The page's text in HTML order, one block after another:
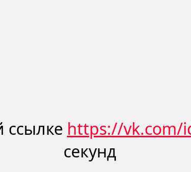
ссылке https://vk.com/
секунд